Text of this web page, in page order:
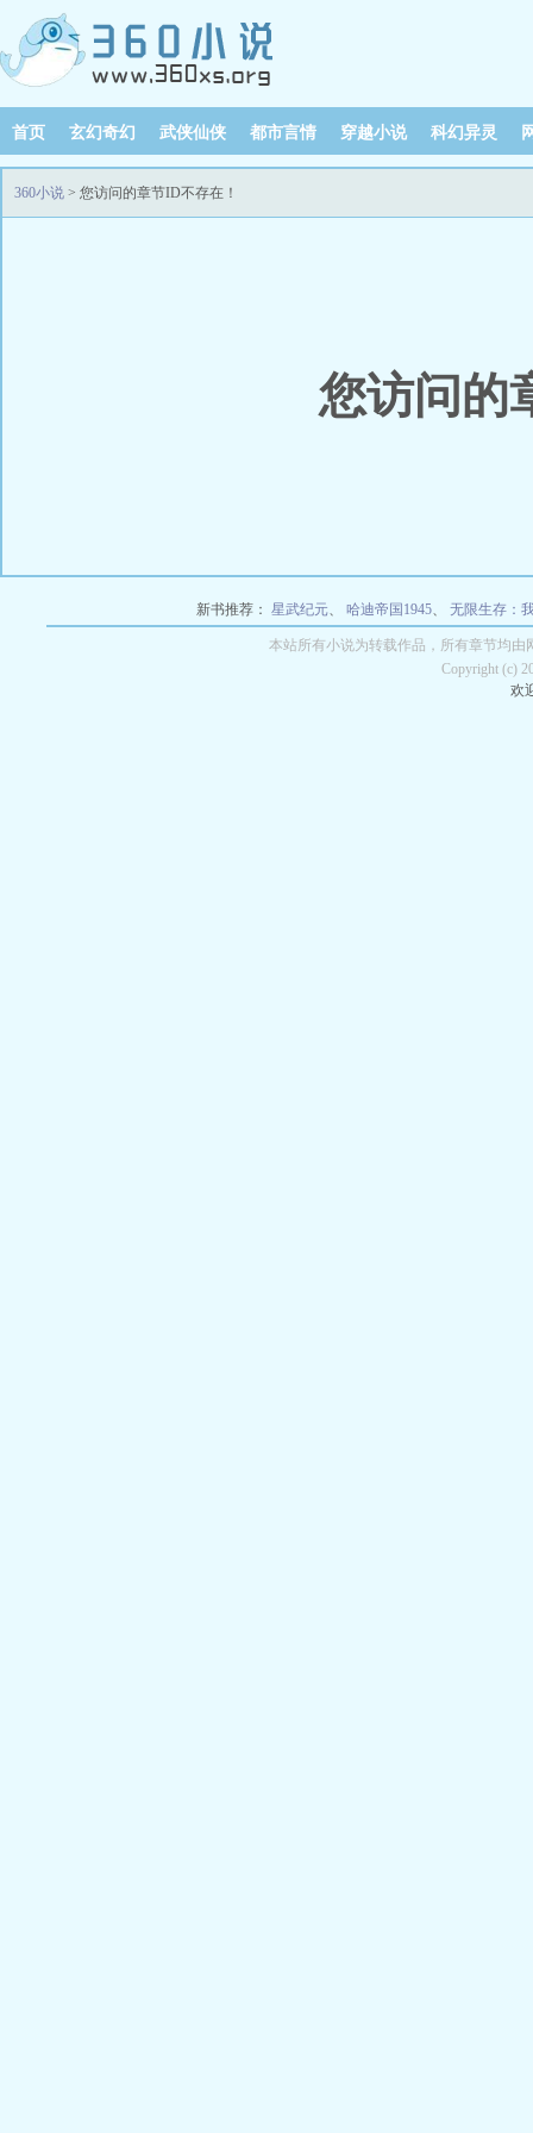
首页 玄幻奇幻 武侠仙侠 都市言情 穿越小说 科幻异灵
360小说 > 您访问的章节ID不存在！
您访问的
新书推荐： 星武纪元、 哈迪帝国1945、 无限生存：
本站所有小说为转载作品，所有章节均
Copyright (c)
欢